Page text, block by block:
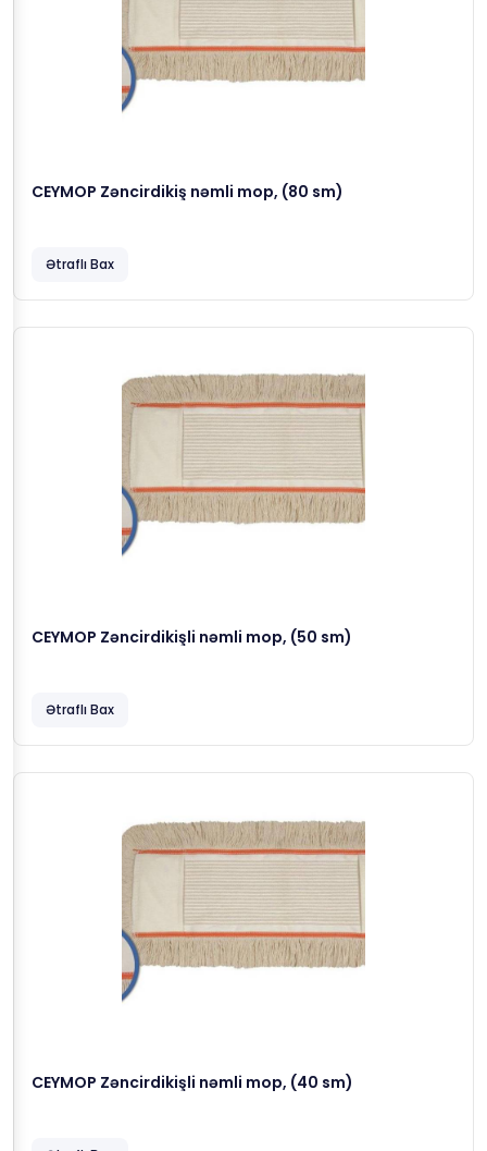
CEYMOP Zəncirdikiş nəmli mop, (80 sm)
Ətraflı Bax
CEYMOP Zəncirdikişli nəmli mop, (50 sm)
Ətraflı Bax
CEYMOP Zəncirdikişli nəmli mop, (40 sm)